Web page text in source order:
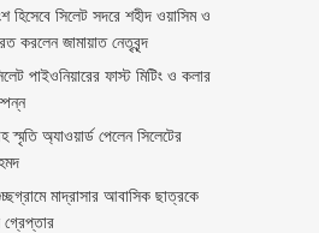
হিসেবে সিলেট সদরে শহীদ ওয়াসিম ও
করলেন জামায়াত নেতৃবৃন্দ
পাইওনিয়ারের ফাস্ট মিটিং ও কলার
স্মৃতি অ্যাওয়ার্ড পেলেন সিলেটের
মাদ্রাসার আবাসিক ছাত্রকে
গ্রেপ্তার